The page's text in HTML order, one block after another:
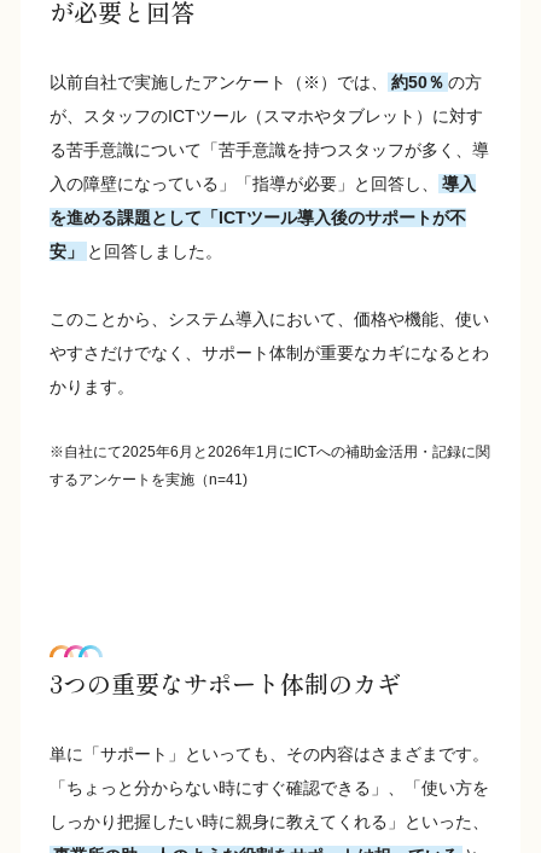
が必要と回答
以前自社で実施したアンケート（※）では、 約50％ の方
が、スタッフのICTツール（スマホやタブレット）に対す
る苦手意識について「苦手意識を持つスタッフが多く、導
入の障壁になっている」「指導が必要」と回答し、
導入
を進める課題として「ICTツール導入後のサポートが不
安」
と回答しました。
このことから、システム導入において、価格や機能、使い
やすさだけでなく、サポート体制が重要なカギになるとわ
かります。
※自社にて2025年6月と2026年1月にICTへの補助金活用・記録に関
するアンケートを実施（n=41)
3つの重要なサポート体制のカギ
単に「サポート」といっても、その内容はさまざまです。
「ちょっと分からない時にすぐ確認できる」、「使い方を
しっかり把握したい時に親身に教えてくれる」といった、